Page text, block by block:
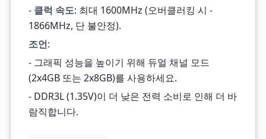
- 클럭 속도: 최대 1600MHz (오버클러킹 시 -
1866MHz, 단 불안정).
조언:
- 그래픽 성능을 높이기 위해 듀얼 채널 모드
(2x4GB 또는 2x8GB)를 사용하세요.
- DDR3L (1.35V)이 더 낮은 전력 소비로 인해 더 바
람직합니다.